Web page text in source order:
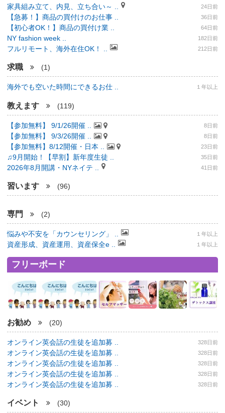
家具組み立て、内見、立ち合い～ .. 24日前
【急募！】商品の買付けのお仕事 .. 36日前
【初心者OK！】商品の買付け業 .. 64日前
NY fashion week .. 182日前
フルリモート、海外在住OK！ .. 212日前
求職 (1)
海外でも空いた時間にできるお仕 .. １年以上
教えます (119)
【参加無料】 9/1/26開催 .. 8日前
【参加無料】 9/3/26開催 .. 8日前
【参加無料】8/12開催・日本 .. 23日前
♫9月開始！【早割】新年度生徒 .. 35日前
2026年8月開講・NYネイテ .. 41日前
習います (96)
専門 (2)
悩みや不安を「カウンセリング」 .. １年以上
資産形成、資産運用、資産保全e .. １年以上
フリーボード
お勧め (20)
オンライン英会話の生徒を追加募 .. 328日前
オンライン英会話の生徒を追加募 .. 328日前
オンライン英会話の生徒を追加募 .. 328日前
オンライン英会話の生徒を追加募 .. 328日前
オンライン英会話の生徒を追加募 .. 328日前
イベント (30)